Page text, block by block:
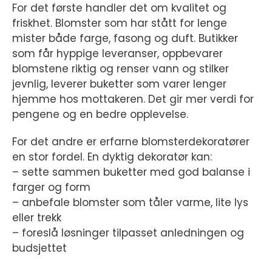
For det første handler det om kvalitet og
friskhet. Blomster som har stått for lenge
mister både farge, fasong og duft. Butikker
som får hyppige leveranser, oppbevarer
blomstene riktig og renser vann og stilker
jevnlig, leverer buketter som varer lenger
hjemme hos mottakeren. Det gir mer verdi for
pengene og en bedre opplevelse.
For det andre er erfarne blomsterdekoratører
en stor fordel. En dyktig dekoratør kan:
– sette sammen buketter med god balanse i
farger og form
– anbefale blomster som tåler varme, lite lys
eller trekk
– foreslå løsninger tilpasset anledningen og
budsjettet